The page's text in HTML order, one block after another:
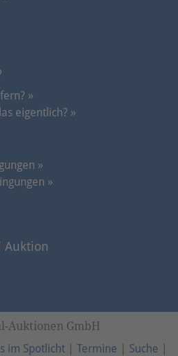
»
eigentlich? »
»
»
Auktion
Auktionen GmbH
im Spotlicht Termine Suche